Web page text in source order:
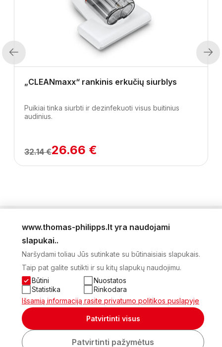
Previous
„CLEANmaxx“ rankinis erkučių siurblys
Puikiai tinka siurbti ir dezinfekuoti visus buitinius
audinius.
32.14 €26.66 €
Next
NAUJIENLAIŠKIS
APIE MUS
KONTAKTAI
PRIVATUMO POLITIKA
SĄSKAITA
2026 Visos teisės saugomos © UAB Thomas Philips Baltex
Sukurta:
www.thomas-philipps.lt yra naudojami
slapukai..
Naršydami toliau Jūs sutinkate su būtinaisiais slapukais.
Taip pat galite sutikti ir su kitų slapukų naudojimu.
Būtini
Nuostatos
Statistika
Rinkodara
Išsamią informaciją rasite privatumo politikos puslapyje
Patvirtinti visus
Patvirtinti pažymėtus